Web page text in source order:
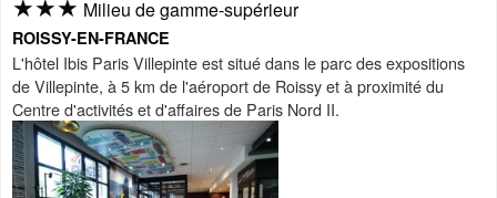
Milieu de gamme-supérieur
ROISSY-EN-FRANCE
L'hôtel Ibis Paris Villepinte est situé dans le parc des expositions
de Villepinte, à 5 km de l'aéroport de Roissy et à proximité du
Centre d'activités et d'affaires de Paris Nord II.